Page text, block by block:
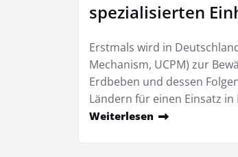
spezialisierten
Erstmals wird in
Mechanism, UCPM) zur
Erdbeben und dessen
Ländern für einen Einsatz in
Weiterlesen